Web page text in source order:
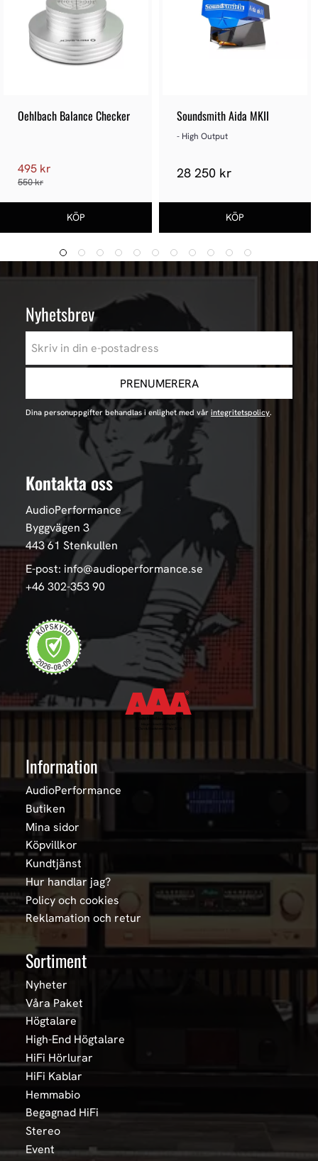
Oehlbach Balance Checker
495 kr
550 kr
Soundsmith Aida MKII
- High Output
28 250 kr
Nyhetsbrev
PRENUMERERA
Dina personuppgifter behandlas i enlighet med vår integritetspolicy.
Kontakta oss
AudioPerformance
Byggvägen 3
443 61 Stenkullen
E-post: info@audioperformance.se
+46 302-353 90
Information
AudioPerformance
Butiken
Mina sidor
Köpvillkor
Kundtjänst
Hur handlar jag?
Policy och cookies
Reklamation och retur
Sortiment
Nyheter
Våra Paket
Högtalare
High-End Högtalare
HiFi Hörlurar
HiFi Kablar
Hemmabio
Begagnad HiFi
Stereo
Event